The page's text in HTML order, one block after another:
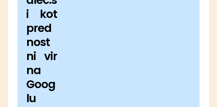
i kot
pred
nost
ni vir
na
Goog
lu